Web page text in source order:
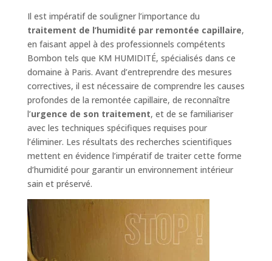
Il est impératif de souligner l’importance du
traitement de l’humidité par remontée capillaire,
en faisant appel à des professionnels compétents
Bombon tels que KM HUMIDITÉ, spécialisés dans ce
domaine à Paris. Avant d’entreprendre des mesures
correctives, il est nécessaire de comprendre les causes
profondes de la remontée capillaire, de reconnaître
l’urgence de son traitement, et de se familiariser
avec les techniques spécifiques requises pour
l’éliminer. Les résultats des recherches scientifiques
mettent en évidence l’impératif de traiter cette forme
d’humidité pour garantir un environnement intérieur
sain et préservé.